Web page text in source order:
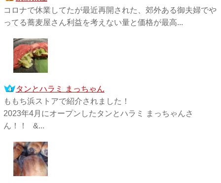
コロナで休業してたが最近再開された、郊外ある御夫婦でや
ってる蕎麦屋さん利益を考えない量と価格が最高...
タンとハラミ まっちゃん
ももち浜ストアで紹介されました！
2023年4月にオープンしたタンとハラミ まっちゃんさ
ん！！ &...